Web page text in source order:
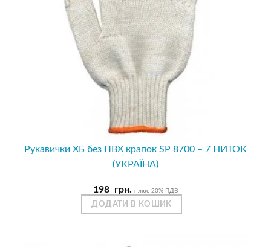
Рукавички ХБ без ПВХ крапок SP 8700 – 7 НИТОК
(УКРАЇНА)
198 грн. плюс 20% ПДВ
ДОДАТИ В КОШИК